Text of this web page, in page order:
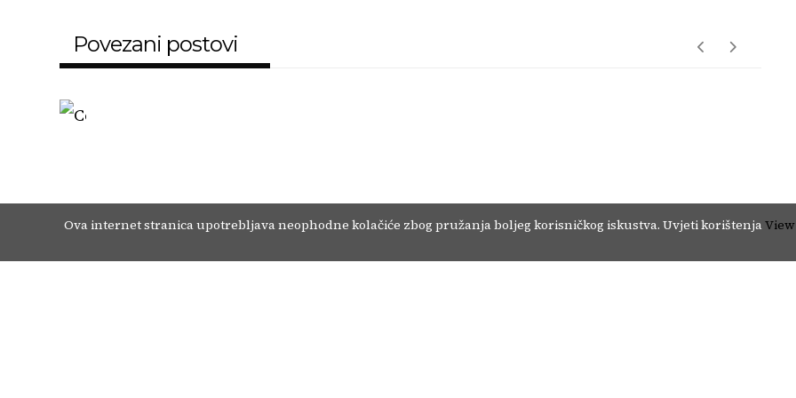
Povezani postovi
Ova internet stranica upotrebljava neophodne kolačiće zbog pružanja boljeg korisničkog iskustva. Uvjeti korištenja